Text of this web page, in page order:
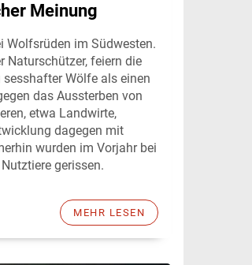
Meinung
Wolfsrüden im Südwesten.
Naturschützer, feiern die
Wölfe als einen
das Aussterben von
etwa Landwirte,
dagegen mit
wurden im Vorjahr bei
gerissen.
MEHR LESEN